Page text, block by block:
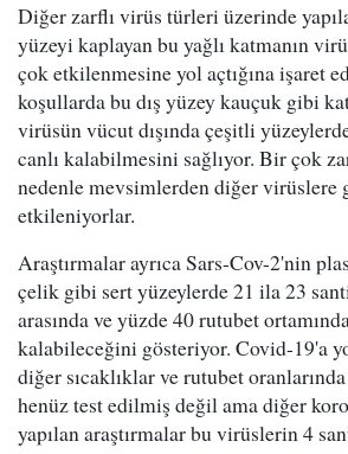
Diğer zarflı virüs türleri üzerinde
yüzeyi kaplayan bu yağlı katmanın
çok etkilenmesine yol açtığına işaret
koşullarda bu dış yüzey kauçuk gibi
virüsün vücut dışında çeşitli
canlı kalabilmesini sağlıyor. Bir çok
nedenle mevsimlerden diğer virüslere
etkileniyorlar.
Araştırmalar ayrıca Sars-Cov-2'nin
çelik gibi sert yüzeylerde 21 ila 23
arasında ve yüzde 40 rutubet
kalabileceğini gösteriyor. Covid-19'a
diğer sıcaklıklar ve rutubet
henüz test edilmiş değil ama diğer
yapılan araştırmalar bu virüslerin 4